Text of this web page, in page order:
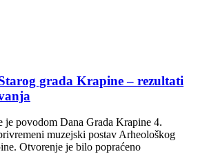
grada Krapine – rezultati
povodom Dana Grada Krapine 4.
muzejski postav Arheološkog
Otvorenje je bilo popraćeno